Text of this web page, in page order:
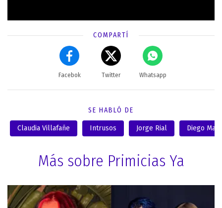
COMPARTÍ
Facebok Twitter Whatsapp
SE HABLÓ DE
Claudia Villafañe Intrusos Jorge Rial Diego
Más sobre Primicias Ya